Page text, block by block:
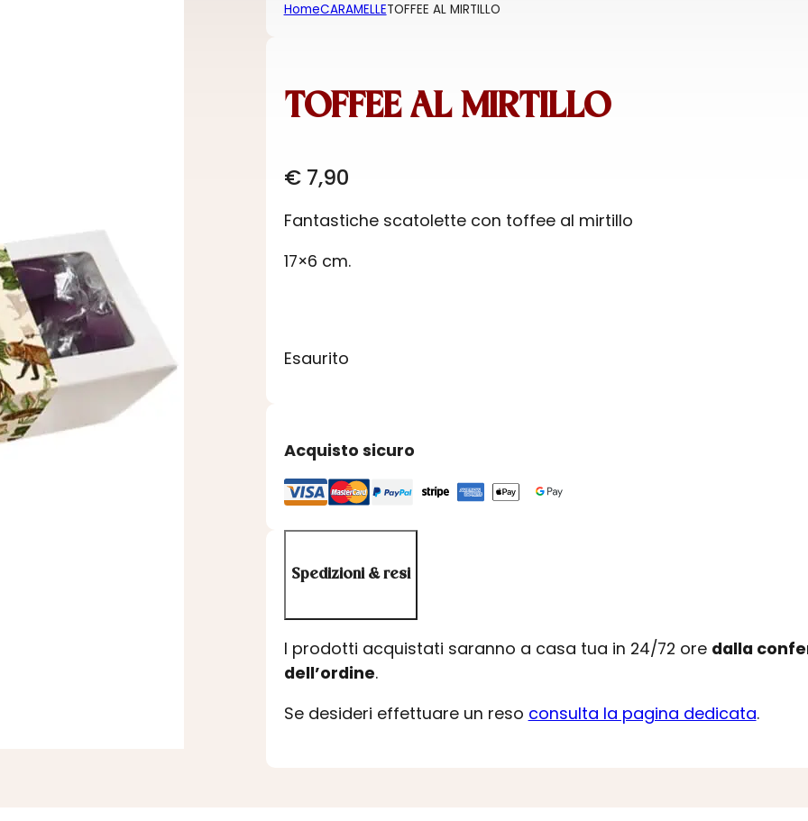
HomeCARAMELLETOFFEE AL MIRTILLO
TOFFEE AL MIRTILLO
€7,90
Fantastiche scatolette con toffee al mirtillo
17×6 cm.
Esaurito
Acquisto sicuro
Spedizioni & resi
I prodotti acquistati saranno a casa tua in 24/72 ore dalla
dell’ordine.
Se desideri effettuare un reso consulta la pagina dedicata.